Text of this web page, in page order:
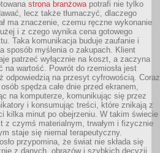
strona branżowapotrafi nie tylko
lecz także tłumaczyć, dlaczego
ma znaczenie, czemu ręczne wykonanie
i z czego wynika cena gotowego
Taka komunikacja buduje zaufanie i
sposób myślenia o zakupach. Klient
patrzeć wyłącznie na koszt, a zaczyna
na wartość. Powrót do rzemiosła jest
odpowiedzią na przesyt cyfrowością. Coraz
spędza całe dnie przed ekranem,
na komputerze, komunikując się przez
i konsumując treści, które znikają z
kilka minut po obejrzeniu. W takim świecie
z czymś materialnym, trwałym i fizycznie
staje się niemal terapeutyczny.
przypomina, że świat nie składa się
z danych, obrazów i szybkich decyzji.